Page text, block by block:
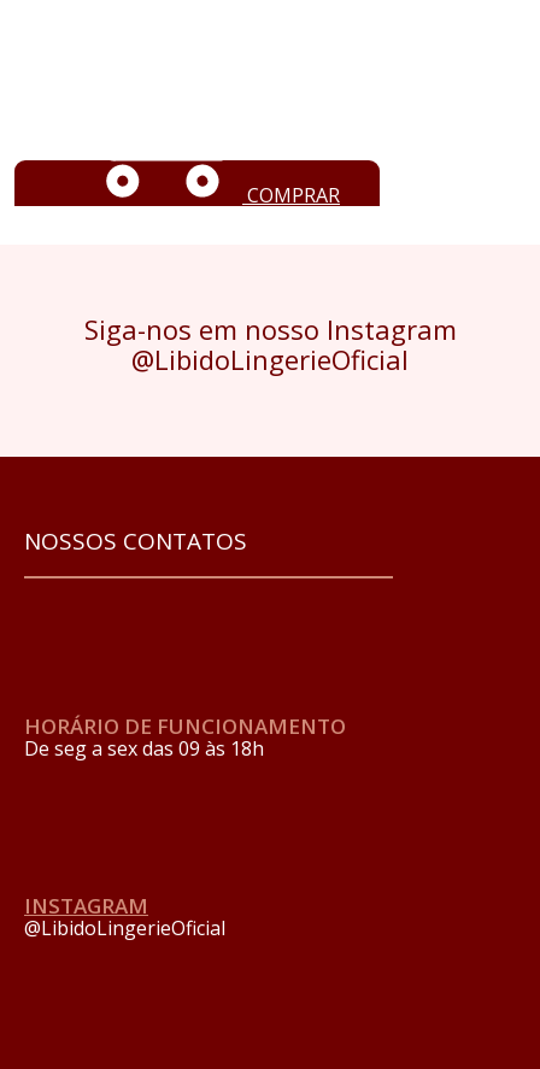
COMPRAR
Siga-nos em nosso Instagram
@LibidoLingerieOficial
NOSSOS CONTATOS
HORÁRIO DE FUNCIONAMENTO
De seg a sex das 09 às 18h
INSTAGRAM
@LibidoLingerieOficial